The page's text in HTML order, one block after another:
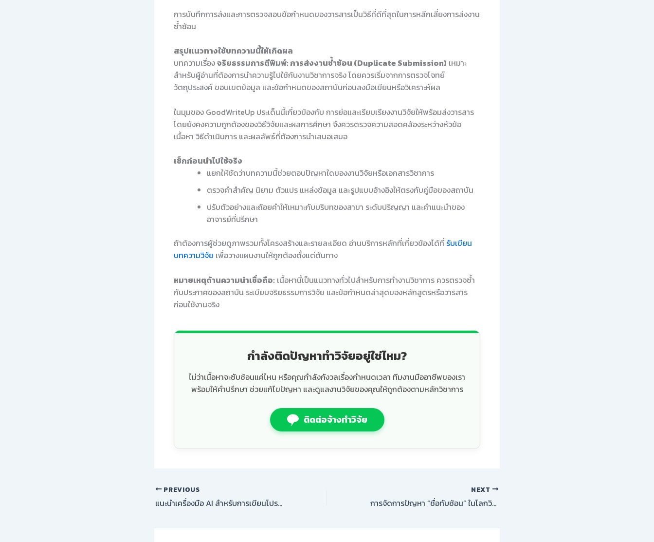
การบันทึกการส่งและการตรวจสอบข้อกำหนดของวารสารเป็นวิธีที่ดีที่สุดในการหลีกเลี่ยงการส่งงาน
ซ้ำซ้อน
สรุปแนวทางใช้บทความนี้ให้เกิดผล
บทความเรื่องจริยธรรมการตีพิมพ์: การส่งงานซ้ำซ้อน (Duplicate Submission) เหมาะ
สำหรับผู้อ่านที่ต้องการนำความรู้ไปใช้กับงานวิชาการจริง โดยควรเริ่มจากการตรวจโจทย์
วัตถุประสงค์ ขอบเขตข้อมูล และข้อกำหนดของสถาบันก่อนลงมือเขียนหรือวิเคราะห์ผล
ในมุมของ GoodWriteUp ประเด็นนี้เกี่ยวข้องกับ การย่อและเรียบเรียงงานวิจัยให้พร้อมส่งวารสาร
โดยยังคงความถูกต้องของวิธีวิจัยและผลการศึกษา จึงควรตรวจความสอดคล้องระหว่างหัวข้อ
เนื้อหา วิธีดำเนินการ และผลลัพธ์ที่ต้องการนำเสนอเสมอ
เช็กก่อนนำไปใช้จริง
แยกให้ชัดว่าบทความนี้ช่วยตอบปัญหาใดของงานวิจัยหรือเอกสารวิชาการ
ตรวจคำสำคัญ นิยาม ตัวแปร แหล่งข้อมูล และรูปแบบอ้างอิงให้ตรงกับคู่มือของสถาบัน
ปรับตัวอย่างและถ้อยคำให้เหมาะกับบริบทของสาขา ระดับปริญญา และคำแนะนำของ
อาจารย์ที่ปรึกษา
ถ้าต้องการผู้ช่วยดูภาพรวมทั้งโครงสร้างและรายละเอียด อ่านบริการหลักที่เกี่ยวข้องได้ที่ รับเขียน
บทความวิจัย เพื่อวางแผนงานให้ถูกต้องตั้งแต่ต้นทาง
หมายเหตุด้านความน่าเชื่อถือ: เนื้อหานี้เป็นแนวทางทั่วไปสำหรับการทำงานวิชาการ ควรตรวจซ้ำ
กับประกาศของสถาบัน ระเบียบจริยธรรมการวิจัย และข้อกำหนดล่าสุดของหลักสูตรหรือวารสาร
ก่อนใช้งานจริง
กำลังติดปัญหาทำวิจัยอยู่ใช่ไหม?
ไม่ว่าเนื้อหาจะซับซ้อนแค่ไหน หรือคุณกำลังกังวลเรื่องกำหนดเวลา ทีมงานมืออาชีพของเรา
พร้อมให้คำปรึกษา ช่วยแก้ไขปัญหา และดูแลงานวิจัยของคุณให้ถูกต้องตามหลักวิชาการ
ติดต่อจ้างทำวิจัย
PREVIOUS
แนะนำเครื่องมือ AI สำหรับการเขียนโปรแกรมวิเคราะห์สถิติ
NEXT
การจัดการปัญหา “ชื่อทับซ้อน” ในโลกวิชาการ